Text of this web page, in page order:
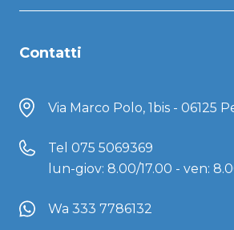
Contatti
Via Marco Polo, 1bis - 06125
Tel 075 5069369
lun-giov: 8.00/17.00 - ven:
Wa 333 7786132